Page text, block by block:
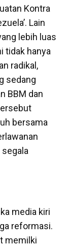
Kontra
Lain
lebih luas
tidak hanya
radikal,
sedang
BBM dan
bersama
media kiri
reformasi.
memilki